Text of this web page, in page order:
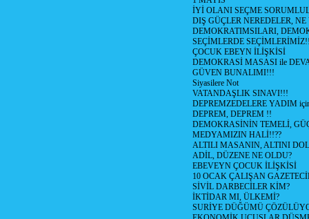
İYİ OLANI SEÇME
DIŞ GÜÇLER NEREDELER,
DEMOKRATIMSILARI,
SEÇİMLERDE
ÇOCUK EBEYN İLİŞKİSİ
DEMOKRASİ MASASI ile
GÜVEN BUNALIMI!!!
Siyasilere Not
VATANDAŞLIK SINAVI!!!
DEPREMZEDELERE YADIM
DEPREM, DEPREM !!
DEMOKRASİNİN TEMELİ,
MEDYAMIZIN HALİ!!??
ALTILI MASANIN, ALTINI
ADİL, DÜZENE NE OLDU?
EBEVEYN ÇOCUK İLİŞKİSİ
10 OCAK ÇALIŞAN
SİVİL DARBECİLER KİM?
İKTİDAR MI, ÜLKEMİ?
SURİYE DÜĞÜMÜ